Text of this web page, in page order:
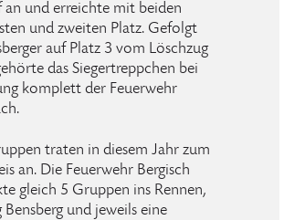
und erreichte mit beiden
und zweiten Platz. Gefolgt
auf Platz 3 vom Löschzug
das Siegertreppchen bei
komplett der Feuerwehr
traten in diesem Jahr zum
an. Die Feuerwehr Bergisch
gleich 5 Gruppen ins Rennen,
und jeweils eine